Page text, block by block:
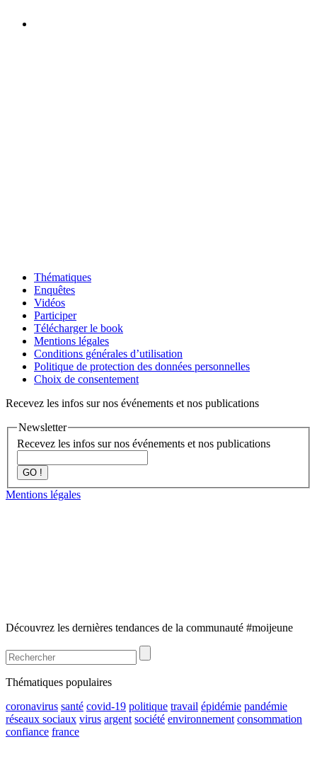
Thématiques
Enquêtes
Vidéos
Participer
Télécharger le book
Mentions légales
Conditions générales d’utilisation
Politique de protection des données personnelles
Choix de consentement
Recevez les infos sur nos événements et nos publications
Newsletter
Recevez les infos sur nos événements et nos publications
GO !
Mentions légales
Découvrez les dernières tendances de la communauté #moijeune
Thématiques populaires
coronavirus santé covid-19 politique travail épidémie pandémie
réseaux sociaux virus argent société environnement consommation
confiance france